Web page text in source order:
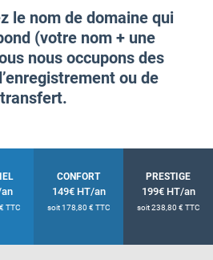
le nom de domaine qui
(votre nom + une
nous occupons des
ou de
transfert.
an
TTCpour un an
Offre
CONFORT
149€HT/an
149 € HT pour un an
soit 178,80 € TTCpour un an
Offre
PRESTIGE
199€HT/an
199 € HT pour un an
soit 238,80 € TTC